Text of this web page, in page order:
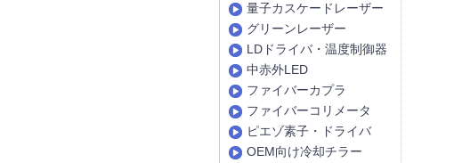
量子カスケードレーザー
グリーンレーザー
LDドライバ・温度制御器
中赤外LED
ファイバーカプラ
ファイバーコリメータ
ピエゾ素子・ドライバ
OEM向け冷却チラー